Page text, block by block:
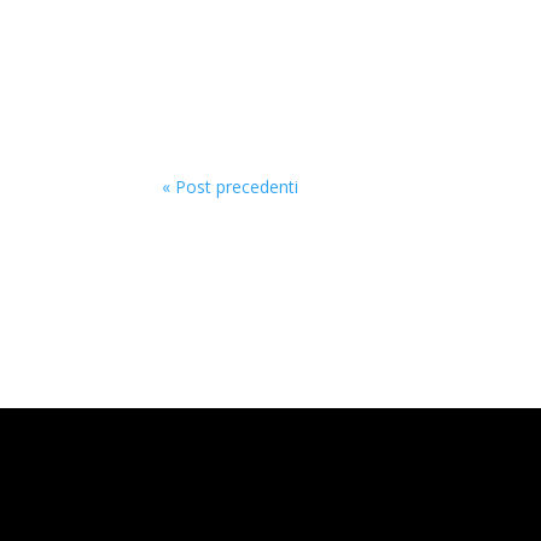
« Post precedenti